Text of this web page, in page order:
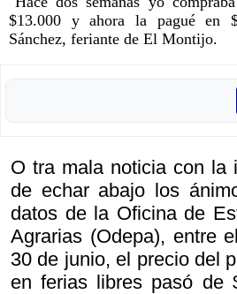
$13.000 y ahora la pagué en
Sánchez, feriante de El Montijo.
O tra mala noticia con la
de echar abajo los
datos de la Oficina de
Agrarias (Odepa), entre
30 de junio, el precio del
en ferias libres pasó de